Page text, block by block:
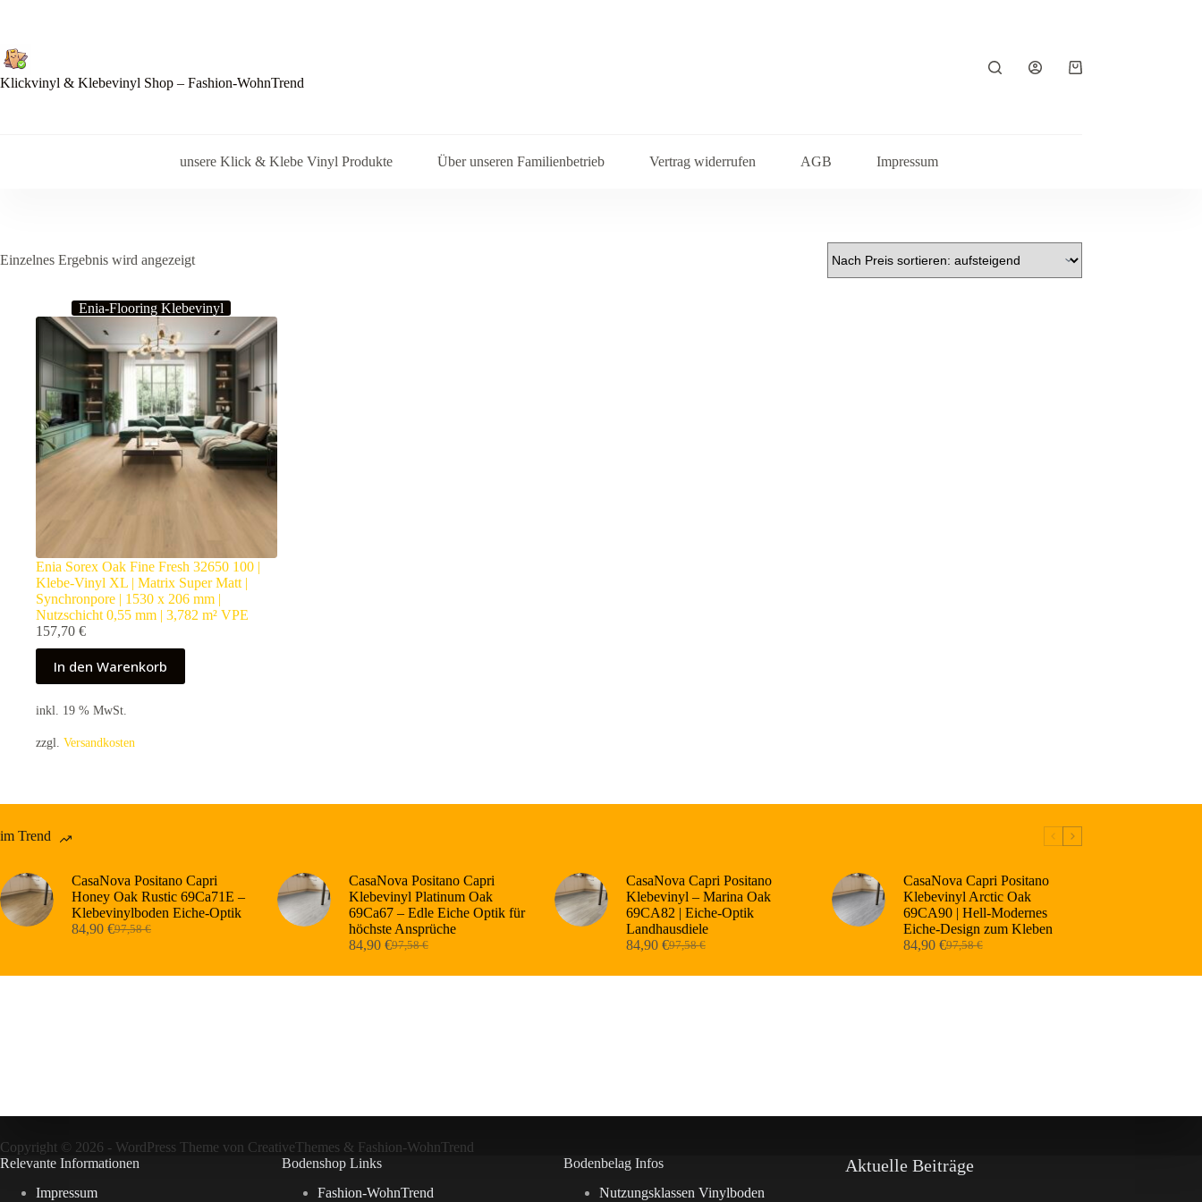
Klickvinyl & Klebevinyl Shop – Fashion-WohnTrend
Warenkorb
unsere Klick & Klebe Vinyl Produkte Über unseren Familienbetrieb Vertrag widerrufen AGB Impressum
Einzelnes Ergebnis wird angezeigt
Enia-Flooring Klebevinyl
Enia Sorex Oak Fine Fresh 32650 100 |
Klebe-Vinyl XL | Matrix Super Matt |
Synchronpore | 1530 x 206 mm |
Nutzschicht 0,55 mm | 3,782 m² VPE
157,70 €
In den Warenkorb
inkl. 19 % MwSt.
zzgl. Versandkosten
im Trend
CasaNova Positano Capri
Honey Oak Rustic 69Ca71E –
Klebevinylboden Eiche-Optik
97,58€
Ursprünglicher
84,90 €Aktueller
CasaNova Positano Capri
Klebevinyl Platinum Oak
69Ca67 – Edle Eiche Optik für
höchste Ansprüche
97,58€
Ursprünglicher
84,90 €Aktueller
CasaNova Capri Positano
Klebevinyl – Marina Oak
69CA82 | Eiche-Optik
Landhausdiele
97,58€
Ursprünglicher
84,90 €Aktueller
CasaNova Capri Positano
Klebevinyl Arctic Oak
69CA90 | Hell-Modernes
Eiche-Design zum Kleben
97,58€
Ursprünglicher
84,90 €Aktueller
Copyright © 2026 - WordPress Theme von CreativeThemes & Fashion-WohnTrend
Relevante Informationen
Impressum
Bodenshop Links
Fashion-WohnTrend
Bodenbelag Infos
Nutzungsklassen Vinylboden
Aktuelle Beiträge